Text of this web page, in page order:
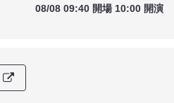
08/08 09:40 開場 10:00 開演